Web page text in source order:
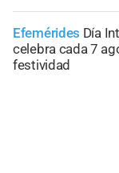
Efemérides Día
celebra cada 7
festividad